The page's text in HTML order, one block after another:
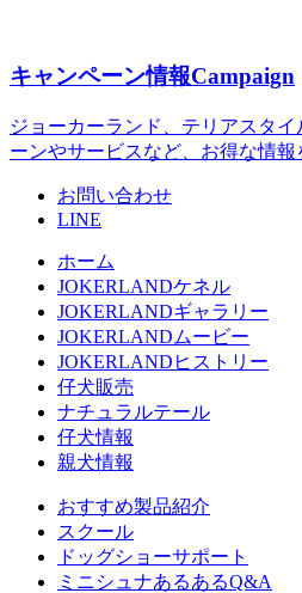
キャンペーン情報Campaign
ジョーカーランド、テリアスタ
ーンやサービスなど、お得な情報
お問い合わせ
LINE
ホーム
JOKERLANDケネル
JOKERLANDギャラリー
JOKERLANDムービー
JOKERLANDヒストリー
仔犬販売
ナチュラルテール
仔犬情報
親犬情報
おすすめ製品紹介
スクール
ドッグショーサポート
ミニシュナあるあるQ&A